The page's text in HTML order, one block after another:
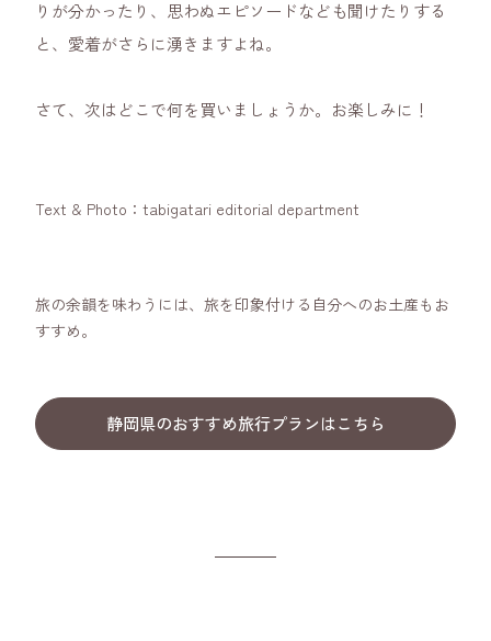
りが分かったり、思わぬエピソードなども聞けたりする
と、愛着がさらに湧きますよね。
さて、次はどこで何を買いましょうか。お楽しみに！
Text & Photo：tabigatari editorial department
旅の余韻を味わうには、旅を印象付ける自分へのお土産もお
すすめ。
静岡県のおすすめ旅行プランはこちら